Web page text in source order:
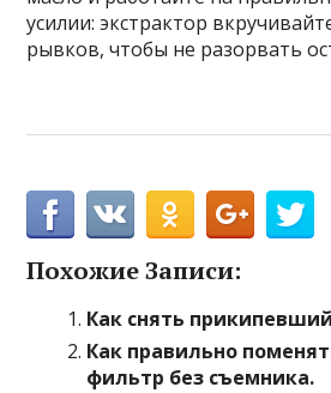
усилии: экстрактор
рывков, чтобы не разорвать
Похожие Записи:
Как снять
Как правильно
фильтр без съемника.